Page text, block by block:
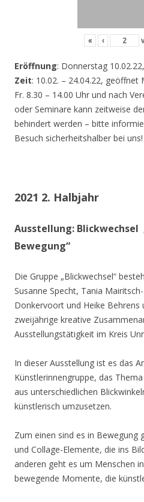
« ‹
Eröffnung: Donnerstag
Zeit: 10.02. – 24.04.22, geöffnet
Fr. 8.30 – 14.00 Uhr und nach
oder Seminare kann zeitweise
behindert werden – bitte
Besuch sicherheitshalber bei uns!
2021 2. Halbjahr
Ausstellung: Blickwechsel
Bewegung“
Die Gruppe „Blickwechsel“
Susanne Specht, Tania
Donkervoort und Heike Behrens
zweijährige kreative
Ausstellungstätigkeit im Kreis
In dieser Ausstellung ist es das
Künstlerinnengruppe, das
aus unterschiedlichen
künstlerisch umzusetzen.
Zum einen sind es in Bewegung
und Collage-Elemente, die ins
anderen geht es um Menschen
bewegende Momente, die